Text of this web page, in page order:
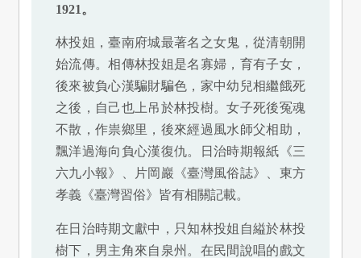
1921。
林投姐，臺南府城最著名之女鬼，從清朝開
始流傳。相傳林投姐是名寡婦，育有子女，
後來被負心漢騙財騙色，家中幼兒相繼餓死
之後，自己也上吊於林投樹。女子死後冤魂
不散，作祟鄉里，後來經過風水師父相助，
飄洋過海向負心漢復仇。日治時期報紙《三
六九小報》、片岡巖《臺灣風俗誌》、東方
孝義《臺灣習俗》皆有相關記載。
在日治時期文獻中，只知林投姐自縊於林投
樹下，男主角來自泉州。在民間說唱的戲文